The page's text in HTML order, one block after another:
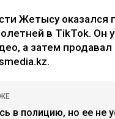
Жетысу оказался
в TikTok. Он
а затем
в полицию, но ее не